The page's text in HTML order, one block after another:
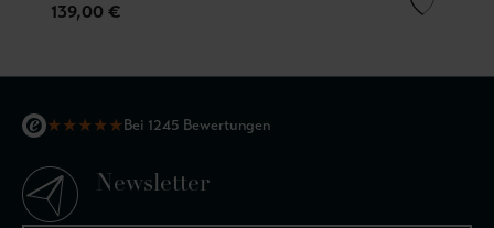
139,00 €
★★★★★Bei 1245 Bewertungen
Newsletter